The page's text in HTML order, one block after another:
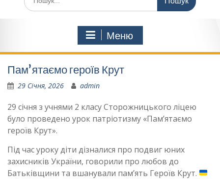
Меню
Памʼятаємо героїв Крут
29 Січня, 2026 admin
29 січня з учнями 2 класу Сторожницького ліцею
було проведено урок патріотизму «Памʼятаємо
героїв Крут».
Під час уроку діти дізналися про подвиг юних
захисників України, говорили про любов до
Батьківщини та вшанували памʼять Героїв Крут.